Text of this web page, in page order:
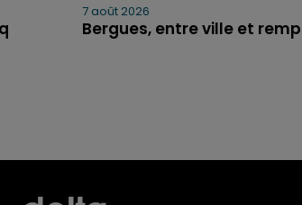
7 août 2026
Bergues, entre ville et